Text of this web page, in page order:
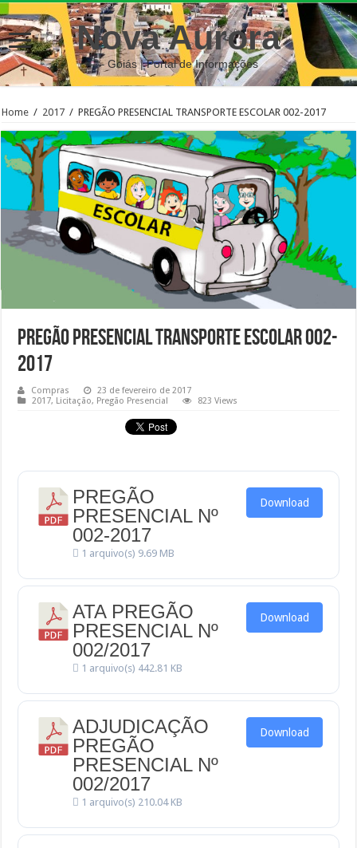
Nova Aurora
– Goiás | Portal de Informações
Home / 2017 / PREGÃO PRESENCIAL TRANSPORTE ESCOLAR 002-2017
PREGÃO PRESENCIAL TRANSPORTE ESCOLAR 002-
2017
Compras
23 de fevereiro de 2017
2017, Licitação, Pregão Presencial 823 Views
PREGÃO
PRESENCIAL Nº
002-2017
1 arquivo(s) 9.69 MB
Download
ATA PREGÃO
PRESENCIAL Nº
002/2017
1 arquivo(s) 442.81 KB
Download
ADJUDICAÇÃO
PREGÃO
PRESENCIAL Nº
002/2017
1 arquivo(s) 210.04 KB
Download